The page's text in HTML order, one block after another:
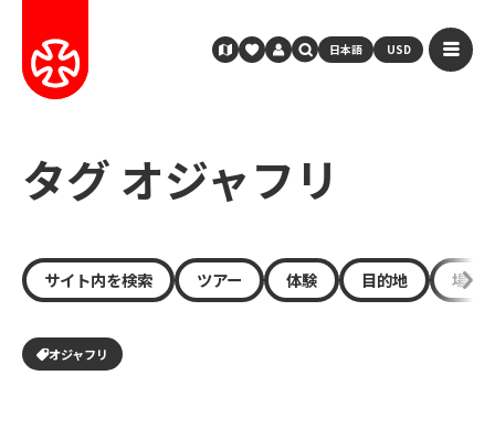
日本語 USD
タグ オジャフリ
サイト内を検索 ツアー 体験 目的地 場所
オジャフリ